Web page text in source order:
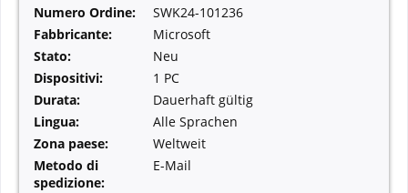
Numero Ordine:
SWK24-101236
Fabbricante:
Microsoft
Stato:
Neu
Dispositivi:
1 PC
Durata:
Dauerhaft gültig
Lingua:
Alle Sprachen
Zona paese:
Weltweit
Metodo di
spedizione:
E-Mail